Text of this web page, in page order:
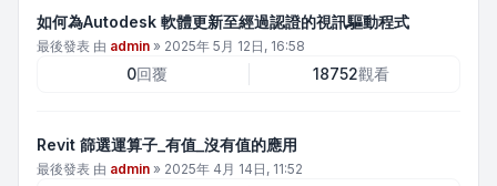
如何為Autodesk 軟體更新至經過認證的視訊驅動程式
最後發表 由 admin » 2025年 5月 12日, 16:58
0回覆 18752觀看
Revit 篩選運算子_有值_沒有值的應用
最後發表 由 admin » 2025年 4月 14日, 11:52